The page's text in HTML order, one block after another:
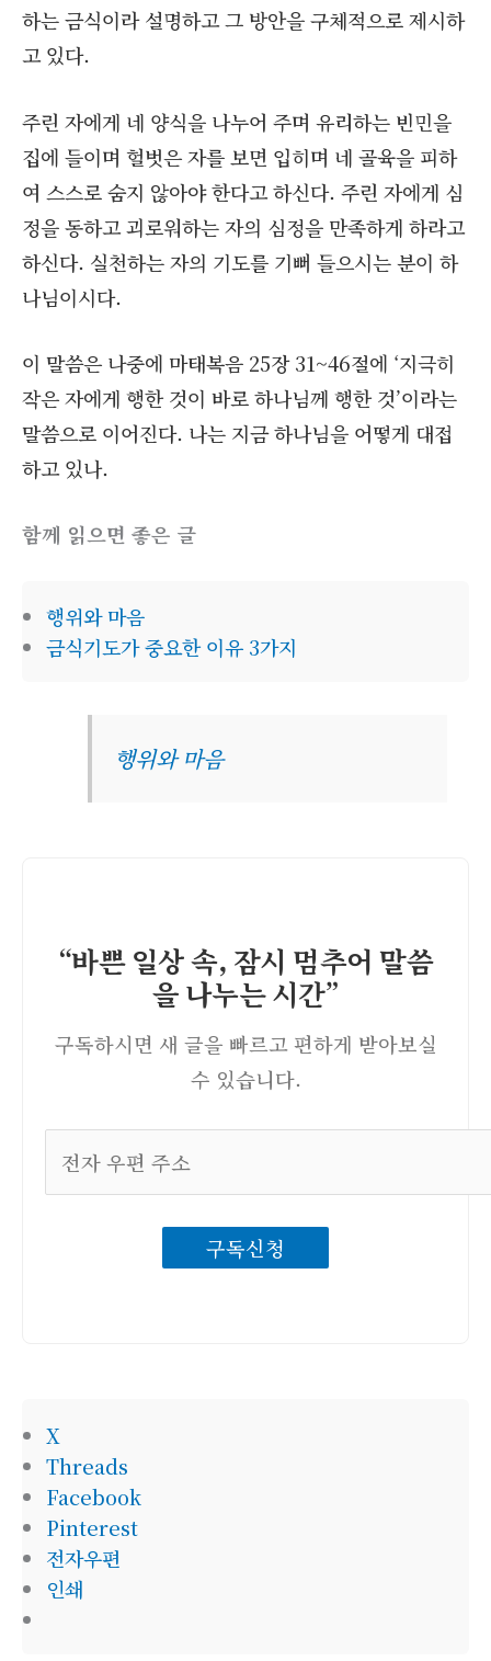
하는 금식이라 설명하고 그 방안을 구체적으로 제시하
고 있다.
주린 자에게 네 양식을 나누어 주며 유리하는 빈민을
집에 들이며 헐벗은 자를 보면 입히며 네 골육을 피하
여 스스로 숨지 않아야 한다고 하신다. 주린 자에게 심
정을 동하고 괴로워하는 자의 심정을 만족하게 하라고
하신다. 실천하는 자의 기도를 기뻐 들으시는 분이 하
나님이시다.
이 말씀은 나중에 마태복음 25장 31~46절에 ‘지극히
작은 자에게 행한 것이 바로 하나님께 행한 것’이라는
말씀으로 이어진다. 나는 지금 하나님을 어떻게 대접
하고 있나.
함께 읽으면 좋은 글
행위와 마음
금식기도가 중요한 이유 3가지
행위와 마음
“바쁜 일상 속, 잠시 멈추어 말씀
을 나누는 시간”
구독하시면 새 글을 빠르고 편하게 받아보실
수 있습니다.
구독신청
X
Threads
Facebook
Pinterest
전자우편
인쇄